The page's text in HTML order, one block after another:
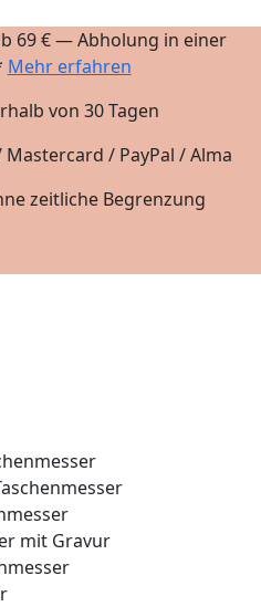
69 € — Abholung in einer
Mehr erfahren
von 30 Tagen
Mastercard / PayPal / Alma
zeitliche Begrenzung
mit Gravur